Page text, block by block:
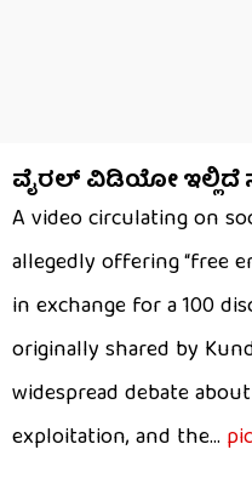
ವೈರಲ್​​​ ವಿಡಿಯೋ
A video circulating on
allegedly offering “free
in exchange for a ₹100
originally shared by
widespread debate
exploitation, and the…